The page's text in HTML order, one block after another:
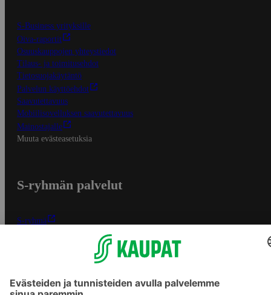
S-Business yrityksille
Oiva-raportit
Osuuskauppojen yhteystiedot
Tilaus- ja toimitusehdot
Tietosuojakäytäntö
Palvelun käyttöehdot
Saavutettavuus
Mobiilisovelluksen saavutettavuus
Mainostajalle
Muuta evästeasetuksia
S-ryhmän palvelut
S-ryhmä
Yhteishyvä Ruoka -sovellus
Sokos.fi